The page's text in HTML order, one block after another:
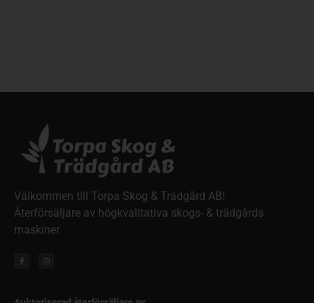
Välkommen till Torpa Skog & Trädgård AB!
Återförsäljare av högkvalitativa skogs- & trädgårds
maskiner